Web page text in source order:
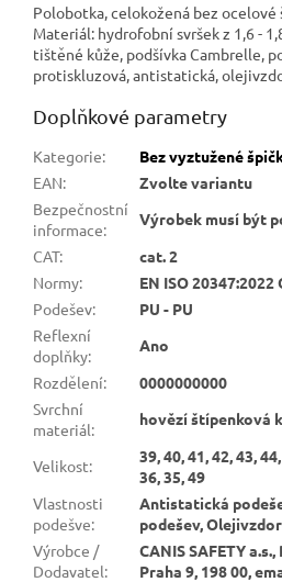
Polobotka, celokožená bez
Materiál: hydrofobní svršek z 1,6 -
tištěné kůže, podšívka Cambrelle,
protiskluzová, antistatická,
Doplňkové parametry
Kategorie:
Bez vyztužené
EAN:
Zvolte variantu
Bezpečnostní
informace:
Výrobek musí být
CAT:
cat. 2
Normy:
EN ISO 20347:2022
Podešev:
PU - PU
Reflexní
doplňky:
Ano
Rozdělení:
0000000000
Svrchní
materiál:
hovězí štípenková
Velikost:
39, 40, 41, 42, 43,
36, 35, 49
Vlastnosti
podešve:
Antistatická
podešev,
Výrobce /
Dodavatel:
CANIS SAFETY
Praha 9, 198 00,